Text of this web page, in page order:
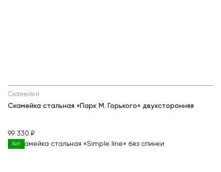
Скамейки
Скамейка стальная «Парк М. Горького» двухсторонняя
99 330 ₽
Хит